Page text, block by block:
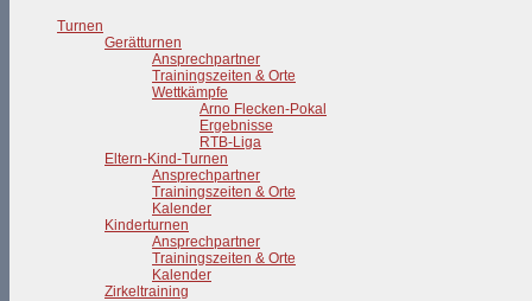
Turnen
Gerätturnen
Ansprechpartner
Trainingszeiten & Orte
Wettkämpfe
Arno Flecken-Pokal
Ergebnisse
RTB-Liga
Eltern-Kind-Turnen
Ansprechpartner
Trainingszeiten & Orte
Kalender
Kinderturnen
Ansprechpartner
Trainingszeiten & Orte
Kalender
Zirkeltraining